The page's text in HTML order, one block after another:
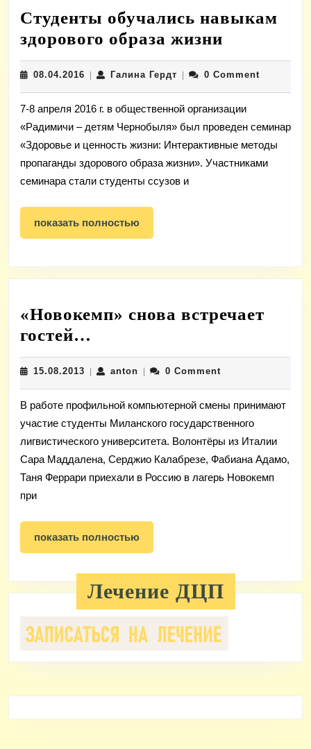
Студенты обучались навыкам
здорового образа жизни
обучались
навыкам
образа
жизни
08.04.2016 08.04.2016Галина ГердтГалина0 Comment
7-8 апреля 2016 г. в общественной организации
«Радимичи – детям Чернобыля» был проведен семинар
«Здоровье и ценность жизни: Интерактивные методы
пропаганды здорового образа жизни». Участниками
семинара стали студенты ссузов и
показать полностьюпоказать
полностью
«Новокемп» снова встречает
гостей…
снова
встречает
гостей…
15.08.2013 15.08.2013
antonanton 0 Comment
В работе профильной компьютерной смены принимают
участие студенты Миланского государственного
лигвистического университета. Волонтёры из Италии
Сара Маддалена, Серджио Калабрезе, Фабиана Адамо,
Таня Феррари приехали в Россию в лагерь Новокемп
при
показать полностьюпоказать
полностью
Лечение ДЦП